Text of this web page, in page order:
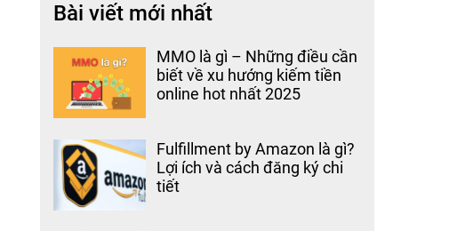
Bài viết mới nhất
MMO là gì – Những điều cần
biết về xu hướng kiếm tiền
online hot nhất 2025
Fulfillment by Amazon là gì?
Lợi ích và cách đăng ký chi
tiết